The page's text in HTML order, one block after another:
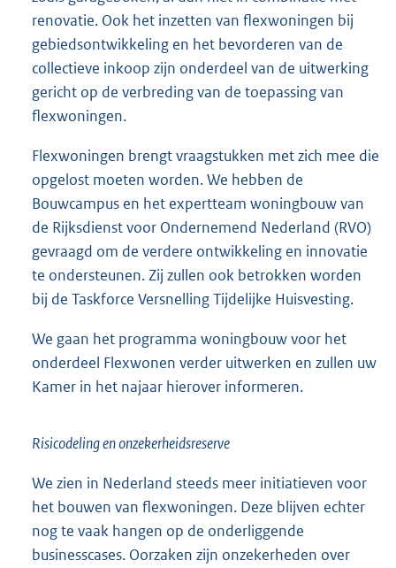
renovatie. Ook het inzetten van flexwoningen bij
gebiedsontwikkeling en het bevorderen van de
collectieve inkoop zijn onderdeel van de uitwerking
gericht op de verbreding van de toepassing van
flexwoningen.
Flexwoningen brengt vraagstukken met zich mee die
opgelost moeten worden. We hebben de
Bouwcampus en het expertteam woningbouw van
de Rijksdienst voor Ondernemend Nederland (RVO)
gevraagd om de verdere ontwikkeling en innovatie
te ondersteunen. Zij zullen ook betrokken worden
bij de Taskforce Versnelling Tijdelijke Huisvesting.
We gaan het programma woningbouw voor het
onderdeel Flexwonen verder uitwerken en zullen uw
Kamer in het najaar hierover informeren.
Risicodeling en onzekerheidsreserve
We zien in Nederland steeds meer initiatieven voor
het bouwen van flexwoningen. Deze blijven echter
nog te vaak hangen op de onderliggende
businesscases. Oorzaken zijn onzekerheden over